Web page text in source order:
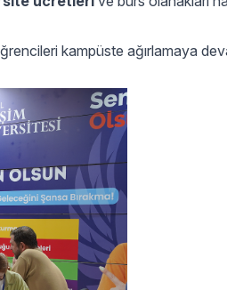
kampüste ağırlamaya